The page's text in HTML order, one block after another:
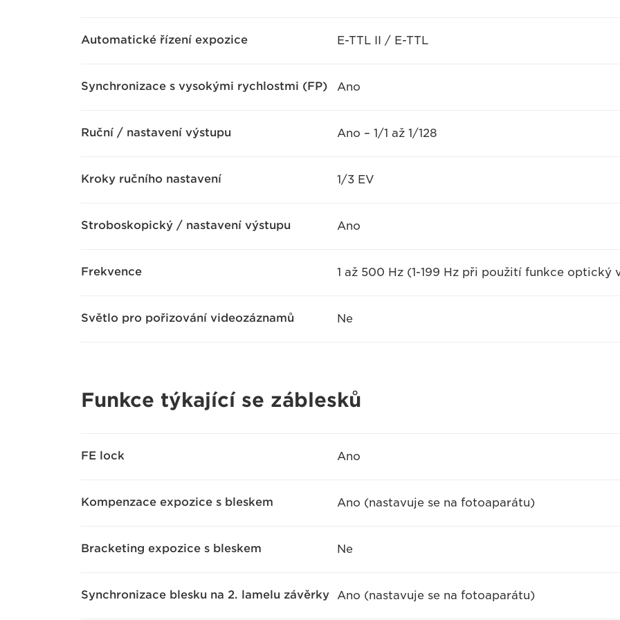
Automatické řízení expozice E-TTL II / E-TTL
Synchronizace s vysokými rychlostmi (FP) Ano
Ruční / nastavení výstupu Ano – 1/1 až 1/128
Kroky ručního nastavení 1/3 EV
Stroboskopický / nastavení výstupu Ano
Frekvence 1 až 500 Hz (1-199 Hz při použití funkce optický
Světlo pro pořizování videozáznamů Ne
Funkce týkající se záblesků
FE lock Ano
Kompenzace expozice s bleskem Ano (nastavuje se na fotoaparátu)
Bracketing expozice s bleskem Ne
Synchronizace blesku na 2. lamelu závěrky Ano (nastavuje se na fotoaparátu)